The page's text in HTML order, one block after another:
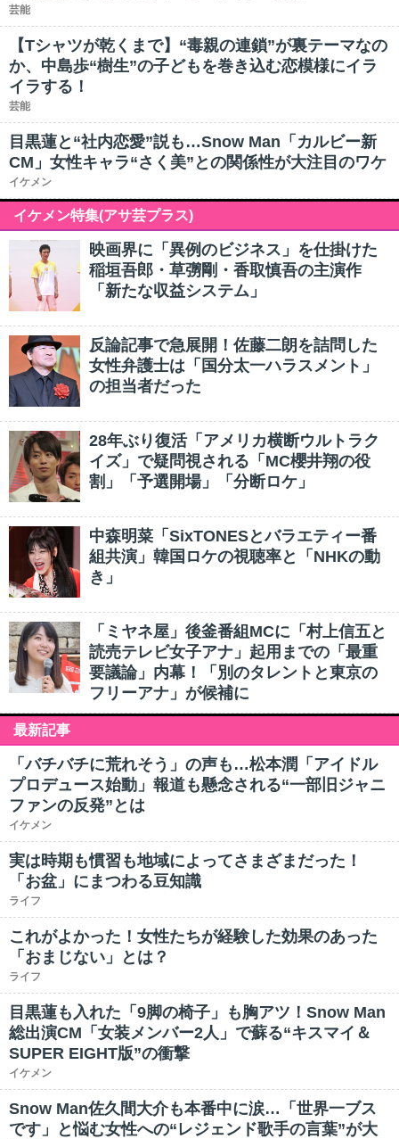
芸能
【Tシャツが乾くまで】“毒親の連鎖”が裏テーマなの
か、中島歩“樹生”の子どもを巻き込む恋模様にイラ
イラする！
芸能
目黒蓮と“社内恋愛”説も…Snow Man「カルビー新
CM」女性キャラ“さく美”との関係性が大注目のワケ
イケメン
イケメン特集(アサ芸プラス)
映画界に「異例のビジネス」を仕掛けた
稲垣吾郎・草彅剛・香取慎吾の主演作
「新たな収益システム」
反論記事で急展開！佐藤二朗を詰問した
女性弁護士は「国分太一ハラスメント」
の担当者だった
28年ぶり復活「アメリカ横断ウルトラク
イズ」で疑問視される「MC櫻井翔の役
割」「予選開場」「分断ロケ」
中森明菜「SixTONESとバラエティー番
組共演」韓国ロケの視聴率と「NHKの動
き」
「ミヤネ屋」後釜番組MCに「村上信五と
読売テレビ女子アナ」起用までの「最重
要議論」内幕！「別のタレントと東京の
フリーアナ」が候補に
最新記事
「バチバチに荒れそう」の声も…松本潤「アイドル
プロデュース始動」報道も懸念される“一部旧ジャニ
ファンの反発”とは
イケメン
実は時期も慣習も地域によってさまざまだった！
「お盆」にまつわる豆知識
ライフ
これがよかった！女性たちが経験した効果のあった
「おまじない」とは？
ライフ
目黒蓮も入れた「9脚の椅子」も胸アツ！Snow Man
総出演CM「女装メンバー2人」で蘇る“キスマイ＆
SUPER EIGHT版”の衝撃
イケメン
Snow Man佐久間大介も本番中に涙…「世界一ブス
です」と悩む女性への“レジェンド歌手の言葉”が大